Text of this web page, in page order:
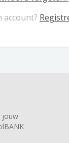
account?
jouw